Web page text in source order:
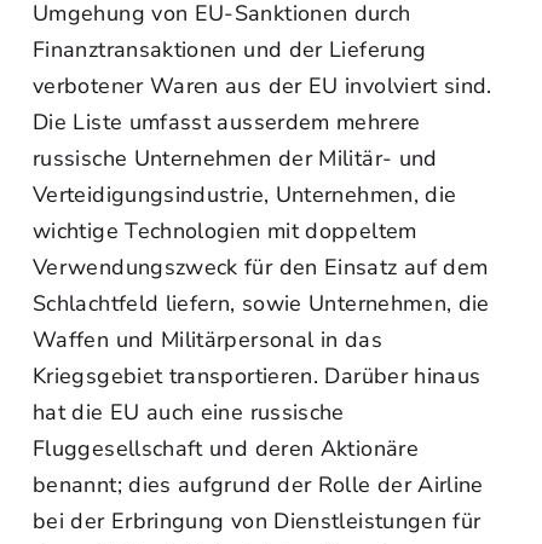
Umgehung von EU-Sanktionen durch
Finanztransaktionen und der Lieferung
verbotener Waren aus der EU involviert sind.
Die Liste umfasst ausserdem mehrere
russische Unternehmen der Militär- und
Verteidigungsindustrie, Unternehmen, die
wichtige Technologien mit doppeltem
Verwendungszweck für den Einsatz auf dem
Schlachtfeld liefern, sowie Unternehmen, die
Waffen und Militärpersonal in das
Kriegsgebiet transportieren. Darüber hinaus
hat die EU auch eine russische
Fluggesellschaft und deren Aktionäre
benannt; dies aufgrund der Rolle der Airline
bei der Erbringung von Dienstleistungen für